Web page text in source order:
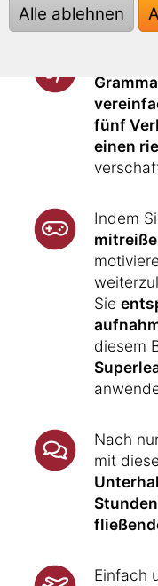
wieder
fünf
einen
Indem
Sie
diesem
Nach
mit
Einfach
Alle ablehnen